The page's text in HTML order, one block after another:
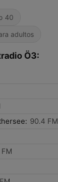
40
adultos
Ö3:
90.4 FM